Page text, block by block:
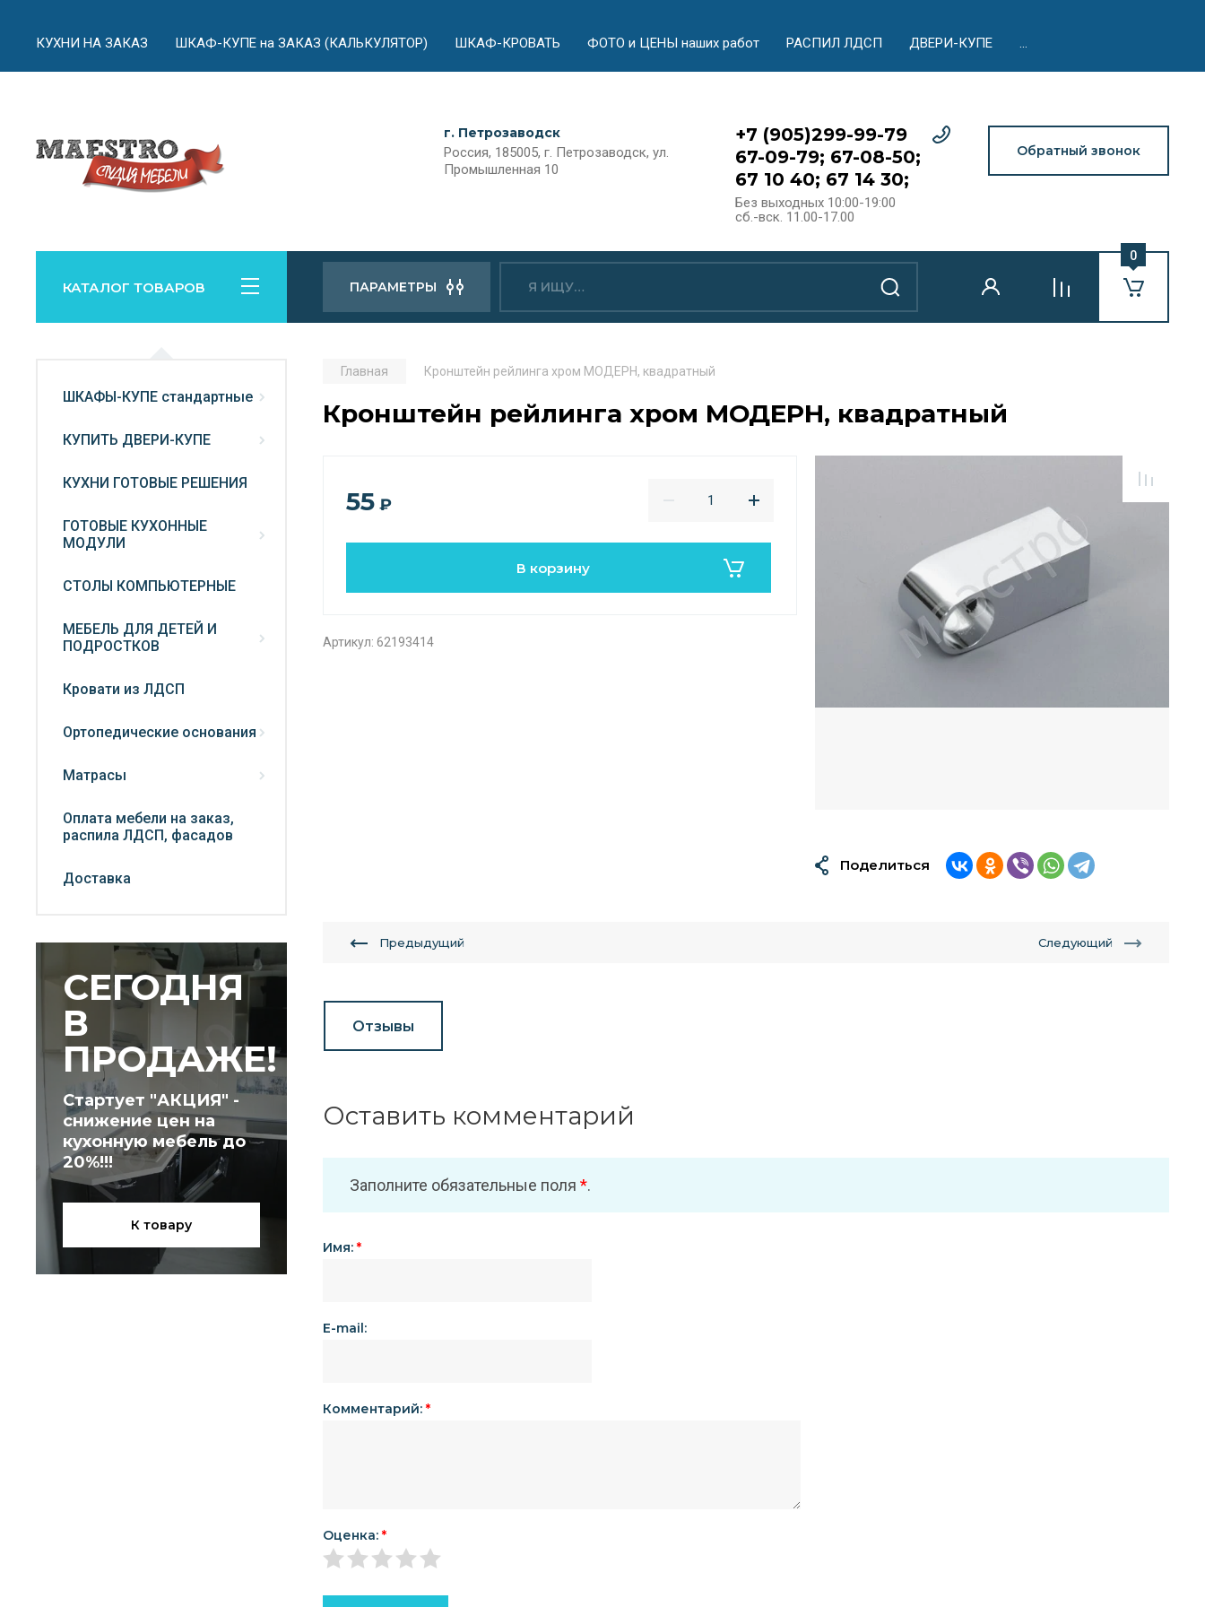
КУХНИ НА ЗАКАЗ ШКАФ-КУПЕ на ЗАКАЗ (КАЛЬКУЛЯТОР) ШКАФ-КРОВАТЬ ФОТО и ЦЕНЫ наших работ РАСПИЛ ЛДСП ДВЕРИ-КУПЕ
г. Петрозаводск
Россия, 185005, г. Петрозаводск, ул.
Промышленная 10
+7 (905)299-99-79
67-09-79; 67-08-50;
67 10 40; 67 14 30;
Без выходных 10:00-19:00
сб.-вск. 11.00-17.00
Обратный звонок
КАТАЛОГ ТОВАРОВ ПАРАМЕТРЫ
0
ШКАФЫ-КУПЕ стандартные
КУПИТЬ ДВЕРИ-КУПЕ
КУХНИ ГОТОВЫЕ РЕШЕНИЯ
ГОТОВЫЕ КУХОННЫЕ
МОДУЛИ
СТОЛЫ КОМПЬЮТЕРНЫЕ
МЕБЕЛЬ ДЛЯ ДЕТЕЙ И
ПОДРОСТКОВ
Кровати из ЛДСП
Ортопедические основания
Матрасы
Оплата мебели на заказ,
распила ЛДСП, фасадов
Доставка
СЕГОДНЯ
В
ПРОДАЖЕ!
Стартует "АКЦИЯ" -
снижение цен на
кухонную мебель до
20%!!!
К товару
Главная Кронштейн рейлинга хром МОДЕРН, квадратный
Кронштейн рейлинга хром МОДЕРН, квадратный
55 ₽
В корзину
Артикул: 62193414
Поделиться
Предыдущий Следующий
Отзывы
Оставить комментарий
Заполните обязательные поля *.
Имя: *
E-mail:
Комментарий: *
Оценка: *